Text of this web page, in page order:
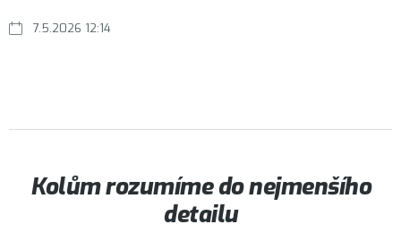
7.5.2026 12:14
Kolům rozumíme do nejmenšího
detailu